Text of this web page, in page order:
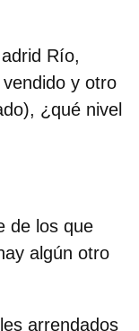
Río,
y otro
¿qué nivel
de los que
algún otro
arrendados